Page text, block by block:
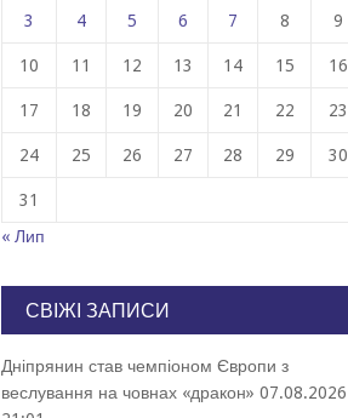
3 4 5 6 7 8 9
10 11 12 13 14 15 16
17 18 19 20 21 22 23
24 25 26 27 28 29 30
31
« Лип
СВІЖІ ЗАПИСИ
Дніпрянин став чемпіоном Європи з
веслування на човнах «дракон» 07.08.2026